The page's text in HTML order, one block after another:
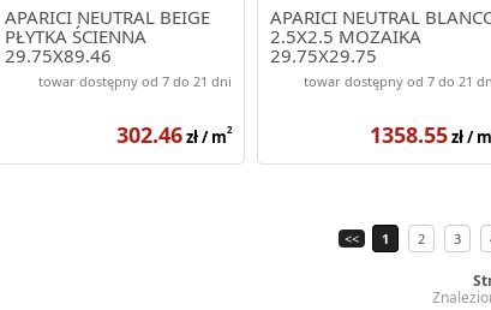
APARICI NEUTRAL BEIGE
PŁYTKA ŚCIENNA
29.75X89.46
towar dostępny od 7 do 21 dni
302.46zł / m2
APARICI NEUTRAL
2.5X2.5 MOZAIKA
29.75X29.75
towar dostępny od 7 do 21
1358.55zł / m
<< 1 2 3